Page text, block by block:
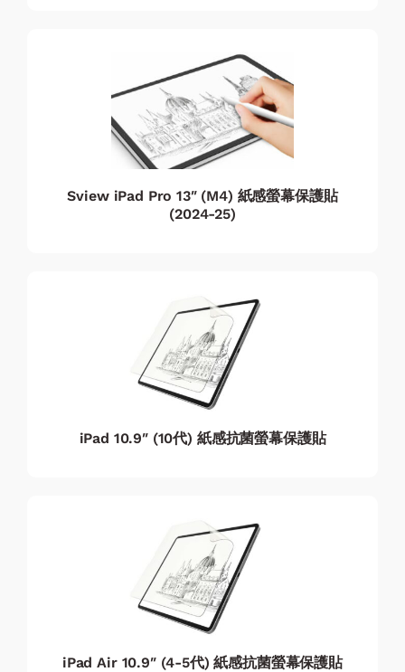
Sview iPad Pro 13″ (M4) 紙感螢幕保護貼
(2024-25)
iPad 10.9″ (10代) 紙感抗菌螢幕保護貼
iPad Air 10.9″ (4-5代) 紙感抗菌螢幕保護貼